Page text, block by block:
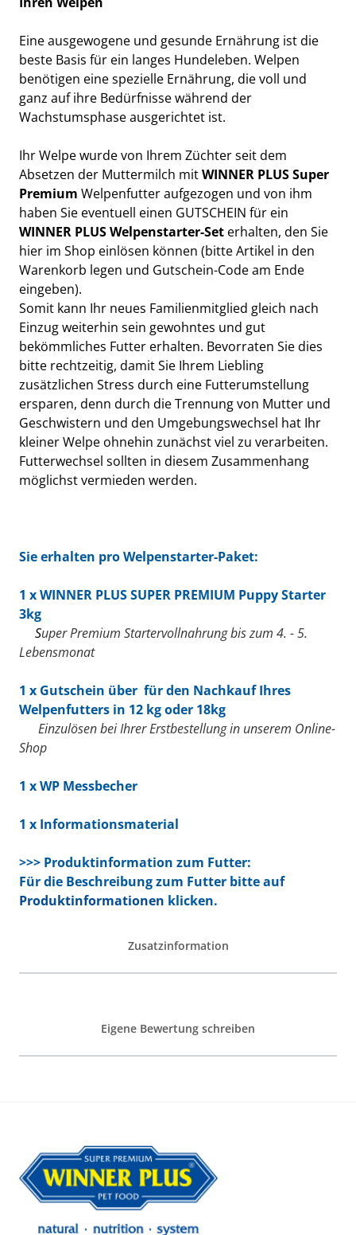
Eine ausgewogene und gesunde Ernährung ist die
beste Basis für ein langes Hundeleben. Welpen
benötigen eine spezielle Ernährung, die voll und
ganz auf ihre Bedürfnisse während der
Wachstumsphase ausgerichtet ist.
Ihr Welpe wurde von Ihrem Züchter seit dem
Absetzen der Muttermilch mitWINNER PLUSSuper
Premium Welpenfutter aufgezogen und von ihm
haben Sie eventuell einen GUTSCHEIN für ein
WINNER PLUS Welpenstarter-Set erhalten, den Sie
hier im Shop einlösen können (bitte Artikel in den
Warenkorb legen und Gutschein-Code am Ende
eingeben).
Somit kann Ihr neues Familienmitglied gleich nach
Einzug weiterhin sein gewohntes und gut
bekömmliches Futter erhalten. Bevorraten Sie dies
bitte rechtzeitig, damit Sie Ihrem Liebling
zusätzlichen Stress durch eine Futterumstellung
ersparen, denn durch die Trennung von Mutter und
Geschwistern und den Umgebungswechsel hat Ihr
kleiner Welpe ohnehin zunächst viel zu verarbeiten.
Futterwechsel sollten in diesem Zusammenhang
möglichst vermieden werden.
Sie erhalten pro Welpenstarter-Paket:
1 xWINNER PLUS SUPER PREMIUM Puppy Starter
3kg
Super Premium Startervollnahrung bis zum 4. - 5.
Lebensmonat
1 x Gutschein über für den Nachkauf Ihres
Welpenfutters in 12 kg oder 18kg
Einzulösen bei Ihrer Erstbestellung in unserem Online-
Shop
1 xWP Messbecher
1 x Informationsmaterial
>>> Produktinformation zum Futter:
Für die Beschreibung zum Futter bitte auf
Produktinformationen klicken.
Zusatzinformation
Eigene Bewertung schreiben